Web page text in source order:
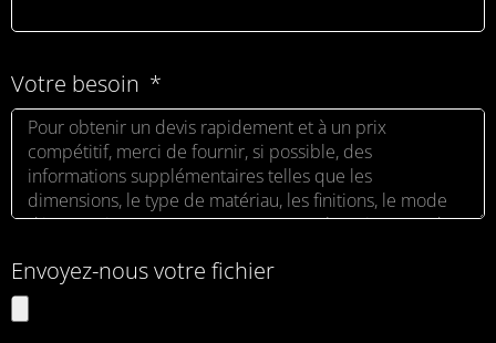
Votre besoin
Envoyez-nous votre fichier